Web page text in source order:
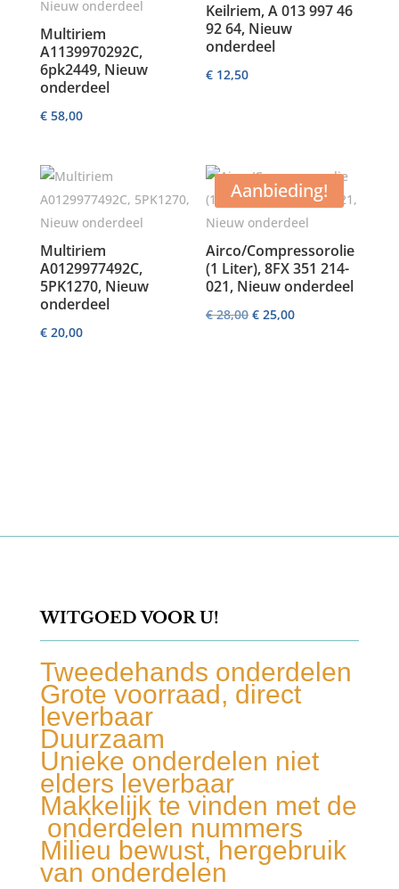
Multiriem
A1139970292C,
6pk2449, Nieuw
onderdeel
€58,00
Keilriem, A 013 997 46
92 64, Nieuw
onderdeel
€ 12,50
Multiriem
A0129977492C,
5PK1270, Nieuw
onderdeel
€20,00
Aanbieding!
Airco/Compressorolie
(1 Liter), 8FX 351 214-
021, Nieuw onderdeel
€28,00 Oorspronkelijke
€ 25,00Huidige
WITGOED VOOR U!
Tweedehands onderdelen
Grote voorraad, direct
leverbaar
Duurzaam
Unieke onderdelen niet
elders leverbaar
Makkelijk te vinden met de
onderdelen nummers
Milieu bewust, hergebruik
van onderdelen